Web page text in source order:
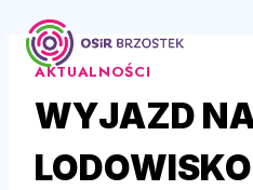
Przejdź
treściAKTUALNOŚCI
WYJAZD